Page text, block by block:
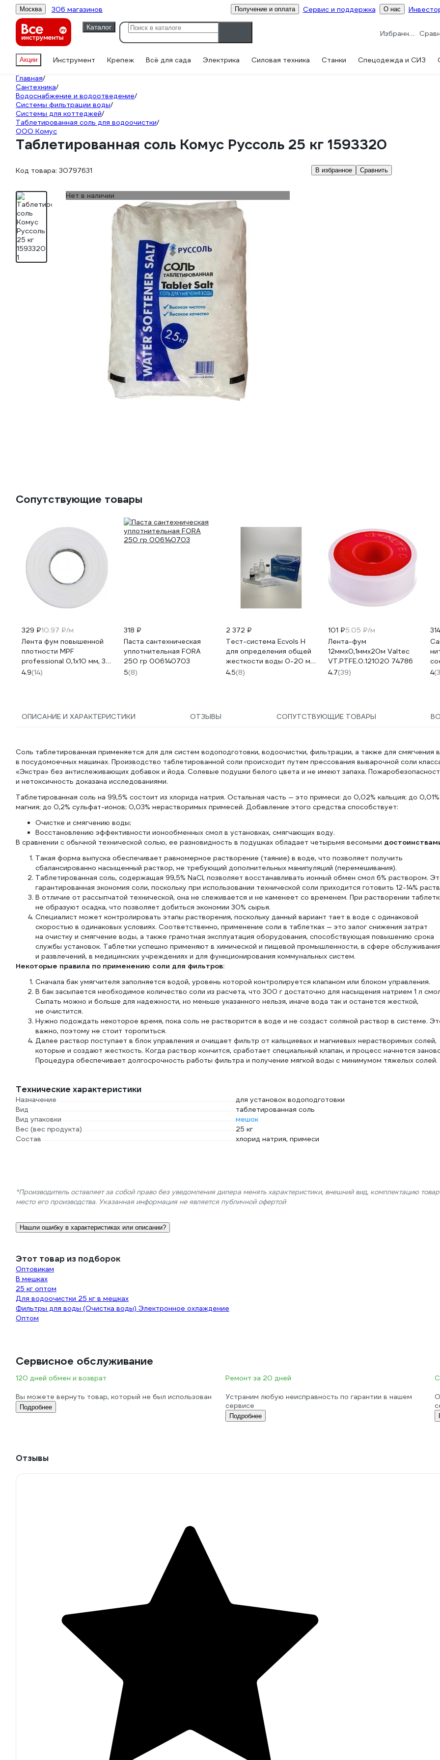
Москва 306 магазинов Получение и оплата Сервис и поддержка О нас
Каталог
Избранное
Акции Инструмент Крепеж Всё для сада Электрика Силовая техника Станки Спецодежда и СИЗ
Главная/
Сантехника/
Водоснабжение и водоотведение/
Системы фильтрации воды/
Системы для коттеджей/
Таблетированная соль для водоочистки/
ООО Комус
Таблетированная соль Комус Руссоль 25 кг 1593320
Код товара: 30797631 В избранное Сравнить
Нет в наличии
Сопутствующие товары
329 ₽10.97 ₽/м
Лента фум повышенной
плотности MPF
professional 0,1х10 мм, 30
м ИС.131778
4.9(14)
318 ₽
Паста сантехническая
уплотнительная FORA
250 гр 006140703
5(8)
2 372 ₽
Тест-система Ecvols H
для определения общей
жесткости воды 0-20 мг.
экв/л, 50 тестов
4.5(8)
101 ₽5.05 ₽/м
Лента-фум
12ммх0,1ммх20м Valtec
VT.PTFE.0.121020 74786
4.7(39)
4
ОПИСАНИЕ И ХАРАКТЕРИСТИКИ ОТЗЫВЫ СОПУТСТВУЮЩИЕ ТОВАРЫ
Соль таблетированная применяется для для систем водоподготовки, водоочистки, фильтрации, а также для смягчения
в посудомоечных машинах. Производство таблетированной соли происходит путем прессования выварочной соли
«Экстра» без антислеживающих добавок и йода. Солевые подушки белого цвета и не имеют запаха.
и нетоксичность доказана исследованиями.
Таблетированная соль на 99,5% состоит из хлорида натрия. Остальная часть — это примеси: до 0,02% кальция; до 0,01%
магния; до 0,2% сульфат-ионов; 0,03% нерастворимых примесей. Добавление этого средства способствует:
Очистке и смягчению воды;
Восстановлению эффективности ионообменных смол в установках, смягчающих воду.
В сравнении с обычной технической солью, ее разновидность в подушках обладает четырьмя весомыми
Такая форма выпуска обеспечивает равномерное растворение (таяние) в воде, что позволяет получить
сбалансированно насыщенный раствор, не требующий дополнительных манипуляций (перемешивания).
Таблетированная соль, содержащая 99,5% NaCl, позволяет восстанавливать ионный обмен смол 6% раствором.
гарантированная экономия соли, поскольку при использовании технической соли приходится готовить 12-14%
В отличие от рассыпчатой технической, она не слеживается и не каменеет со временем. При растворении
не образуют осадка, что позволяет добиться экономии 30% сырья.
Специалист может контролировать этапы растворения, поскольку данный вариант тает в воде с одинаковой
скоростью в одинаковых условиях. Соответственно, применение соли в таблетках — это залог снижения затрат
на очистку и смягчение воды, а также грамотная эксплуатация оборудования, способствующая повышению срока
службы установок. Таблетки успешно применяют в химической и пищевой промышленности, в сфере
и развлечений, в медицинских учреждениях и для функционирования коммунальных систем.
Некоторые правила по применению соли для фильтров:
Сначала бак умягчителя заполняется водой, уровень которой контролируется клапаном или блоком управления.
В бак засыпается необходимое количество соли из расчета, что 300 г достаточно для насыщения натрием 1 л
Сыпать можно и больше для надежности, но меньше указанного нельзя, иначе вода так и останется жесткой,
не очистится.
Нужно подождать некоторое время, пока соль не растворится в воде и не создаст соляной раствор в системе.
важно, поэтому не стоит торопиться.
Далее раствор поступает в блок управления и очищает фильтр от кальциевых и магниевых нерастворимых солей,
которые и создают жесткость. Когда раствор кончится, сработает специальный клапан, и процесс начнется
Процедура обеспечивает долгосрочность работы фильтра и получение мягкой воды с минимумом тяжелых солей.
Технические характеристики
Назначение
для установок водоподготовки
Вид
таблетированная соль
Вид упаковки
мешок
Вес (вес продукта)
25 кг
Состав
хлорид натрия, примеси
*Производитель оставляет за собой право без уведомления дилера менять характеристики, внешний вид, комплектацию
место его производства. Указанная информация не является публичной офертой
Нашли ошибку в характеристиках или описании?
Этот товар из подборок
Оптовикам
В мешках
25 кг оптом
Для водоочистки 25 кг в мешках
Фильтры для воды (Очистка воды) Электронное охлаждение
Оптом
Сервисное обслуживание
120 дней обмен и возврат
Вы можете вернуть товар, который не был использован
Подробнее
Ремонт за 20 дней
Устраним любую неисправность по гарантии в нашем
сервисе
Подробнее
Отзывы